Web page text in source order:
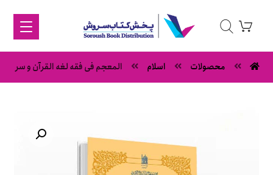
محصولات اسلام المعجم فی فقه لغه القرآن و سر
بزرگنمایی تصویر